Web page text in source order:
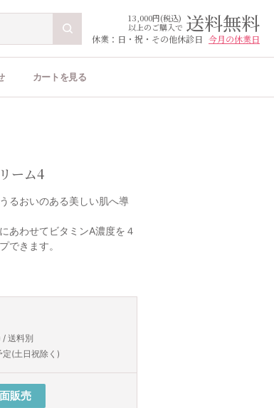
13,000円(税込)
以上のご購入で 送料無料
休業：日・祝・その他休診日 今月の休業日
カートを見る
ーム4
るおいのある美しい肌へ導
あわせてビタミンA濃度を４
できます。
送料別
(土日祝除く)
販売